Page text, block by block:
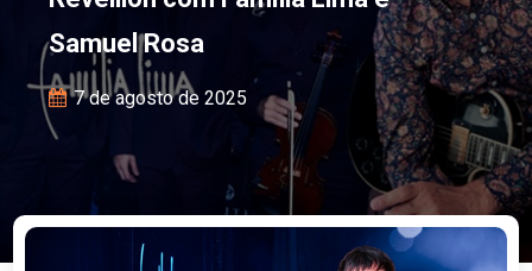
Samuel Rosa
7 de agosto de 2025